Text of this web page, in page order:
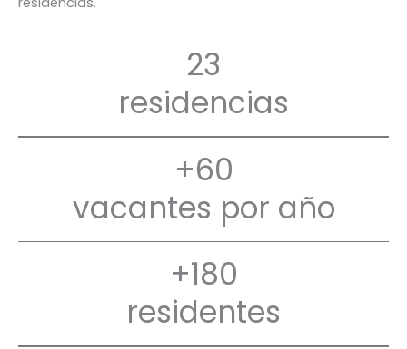
23
residencias
+60
vacantes por año
+180
residentes